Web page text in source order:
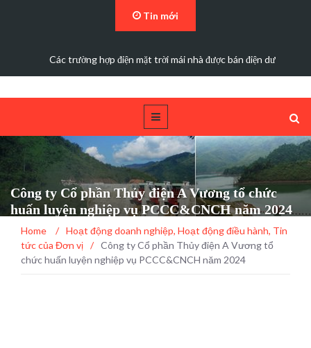
Tin mới
Các trường hợp điện mặt trời mái nhà được bán điện dư
Công ty Cổ phần Thủy điện A Vương tổ chức
huấn luyện nghiệp vụ PCCC&CNCH năm 2024
Home / Hoạt động doanh nghiệp, Hoạt động điều hành, Tin
tức của Đơn vị / Công ty Cổ phần Thủy điện A Vương tổ
chức huấn luyện nghiệp vụ PCCC&CNCH năm 2024